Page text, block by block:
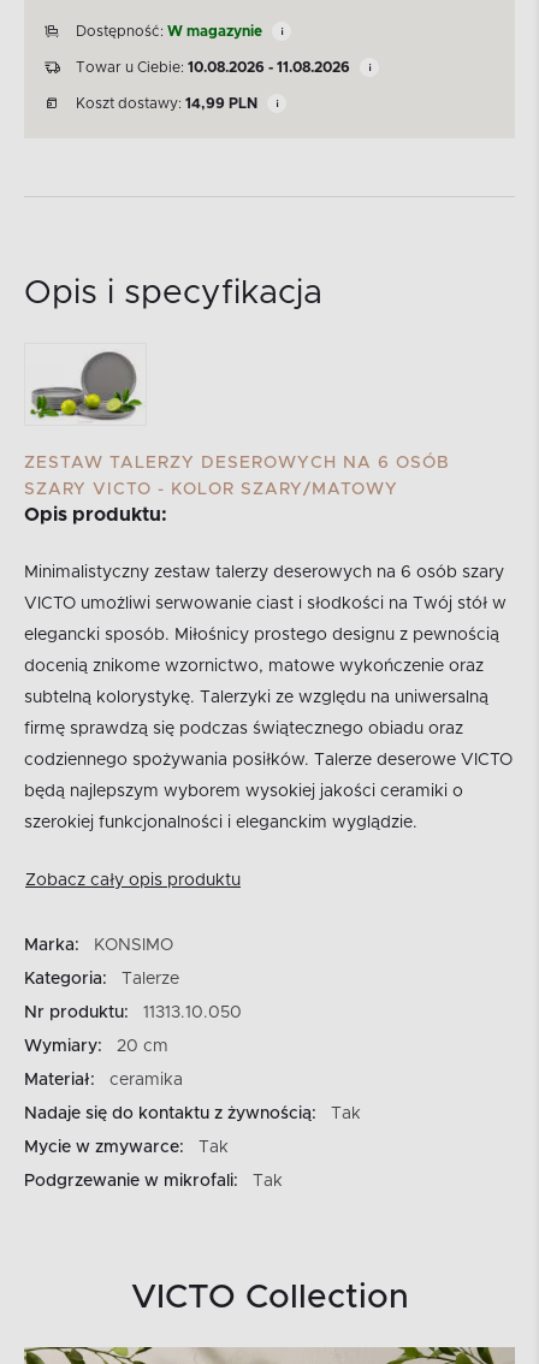
Dostępność: W magazynie
Towar u Ciebie: 10.08.2026 - 11.08.2026
Koszt dostawy: 14,99 PLN
Opis i specyfikacja
ZESTAW TALERZY DESEROWYCH NA 6 OSÓB
SZARY VICTO - KOLOR SZARY/MATOWY
Opis produktu:
Minimalistyczny zestaw talerzy deserowych na 6 osób szary
VICTO umożliwi serwowanie ciast i słodkości na Twój stół w
elegancki sposób. Miłośnicy prostego designu z pewnością
docenią znikome wzornictwo, matowe wykończenie oraz
subtelną kolorystykę. Talerzyki ze względu na uniwersalną
firmę sprawdzą się podczas świątecznego obiadu oraz
codziennego spożywania posiłków. Talerze deserowe VICTO
będą najlepszym wyborem wysokiej jakości ceramiki o
szerokiej funkcjonalności i eleganckim wyglądzie.
Zobacz cały opis produktu
Marka:
KONSIMO
Kategoria:
Talerze
Nr produktu:
11313.10.050
Wymiary:
20 cm
Materiał:
ceramika
Nadaje się do kontaktu z żywnością:
Tak
Mycie w zmywarce:
Tak
Podgrzewanie w mikrofali:
Tak
VICTO Collection